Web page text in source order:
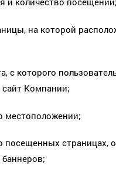
на которой
с которого
сайт Компании;
местоположении;
посещенных страницах,